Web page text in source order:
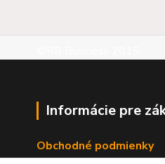
Informácie pre
Obchodné podmienky